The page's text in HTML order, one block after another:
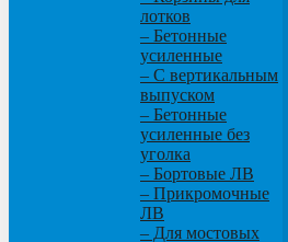
лотков
– Бетонные
усиленные
– С вертикальным
выпуском
– Бетонные
усиленные без
уголка
– Бортовые ЛВ
– Прикромочные
ЛВ
– Для мостовых